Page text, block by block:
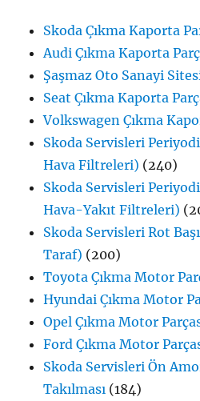
Skoda Çıkma Kaporta
Audi Çıkma Kaporta
Şaşmaz Oto Sanayi
Seat Çıkma Kaporta
Volkswagen Çıkma
Skoda Servisleri
Hava Filtreleri) (240)
Skoda Servisleri
Hava-Yakıt Filtreleri)
Skoda Servisleri Rot
Taraf) (200)
Toyota Çıkma Motor
Hyundai Çıkma Motor
Opel Çıkma Motor
Ford Çıkma Motor
Skoda Servisleri Ön
Takılması (184)